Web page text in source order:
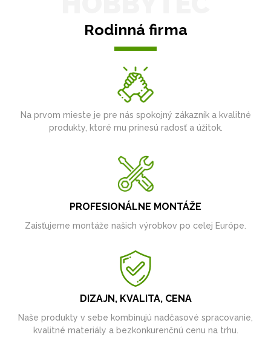
Rodinná firma
Na prvom mieste je pre nás spokojný zákazník a kvalitné
produkty, ktoré mu prinesú radosť a úžitok.
PROFESIONÁLNE MONTÁŽE
Zaisťujeme montáže našich výrobkov po celej Európe.
DIZAJN, KVALITA, CENA
Naše produkty v sebe kombinujú nadčasové spracovanie,
kvalitné materiály a bezkonkurenčnú cenu na trhu.